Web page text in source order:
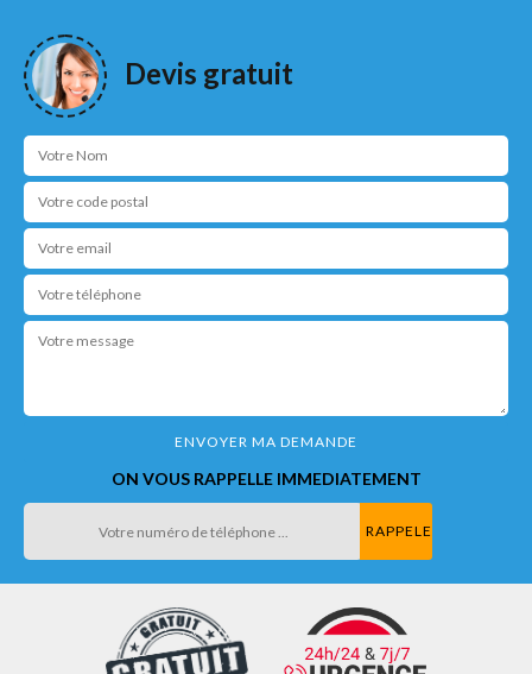
Devis gratuit
ON VOUS RAPPELLE IMMEDIATEMENT